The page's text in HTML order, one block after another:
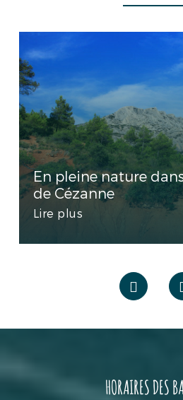
En pleine nature
de Cézanne
Lire plus
HORAIRES DES